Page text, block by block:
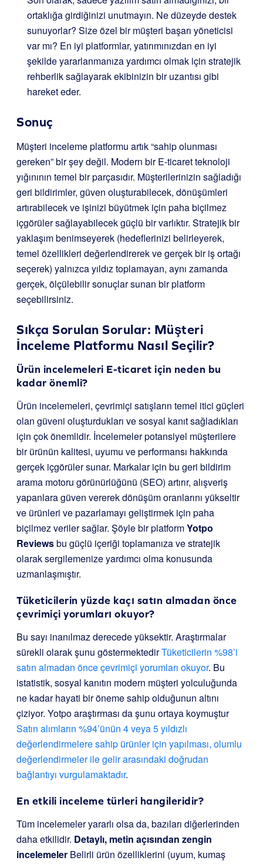
ortaklığa girdiğinizi unutmayın. Ne düzeyde destek
sunuyorlar? Size özel bir müşteri başarı yöneticisi
var mı? En iyi platformlar, yatırımınızdan en iyi
şekilde yararlanmanıza yardımcı olmak için stratejik
rehberlik sağlayarak ekibinizin bir uzantısı gibi
hareket eder.
Sonuç
Müşteri inceleme platformu artık “sahip olunması
gereken” bir şey değil. Modern bir E-ticaret teknoloji
yığınının temel bir parçasıdır. Müşterilerinizin sağladığı
geri bildirimler, güven oluşturabilecek, dönüşümleri
artırabilecek ve işinizi büyütmek için paha biçilmez
içgörüler sağlayabilecek güçlü bir varlıktır. Stratejik bir
yaklaşım benimseyerek (hedeflerinizi belirleyerek,
temel özellikleri değerlendirerek ve gerçek bir iş ortağı
seçerek) yalnızca yıldız toplamayan, aynı zamanda
gerçek, ölçülebilir sonuçlar sunan bir platform
seçebilirsiniz.
Sıkça Sorulan Sorular: Müşteri
İnceleme Platformu Nasıl Seçilir?
Ürün incelemeleri E-ticaret için neden bu
kadar önemli?
Ürün incelemeleri, çevrimiçi satışların temel itici güçleri
olan güveni oluşturdukları ve sosyal kanıt sağladıkları
için çok önemlidir. İncelemeler potansiyel müşterilere
bir ürünün kalitesi, uyumu ve performansı hakkında
gerçek içgörüler sunar. Markalar için bu geri bildirim
arama motoru görünürlüğünü (SEO) artırır, alışveriş
yapanlara güven vererek dönüşüm oranlarını yükseltir
ve ürünleri ve pazarlamayı geliştirmek için paha
biçilmez veriler sağlar. Şöyle bir platformYotpo
Reviewsbu güçlü içeriği toplamanıza ve stratejik
olarak sergilemenize yardımcı olma konusunda
uzmanlaşmıştır.
Tüketicilerin yüzde kaçı satın almadan önce
çevrimiçi yorumları okuyor?
Bu sayı inanılmaz derecede yüksektir. Araştırmalar
sürekli olarak şunu göstermektedirTüketicilerin %98’i
satın almadan önce çevrimiçi yorumları okuyor. Bu
istatistik, sosyal kanıtın modern müşteri yolculuğunda
ne kadar hayati bir öneme sahip olduğunun altını
çiziyor. Yotpo araştırması da şunu ortaya koymuştur
Satın alımların %94’ünün 4 veya 5 yıldızlı
değerlendirmelere sahip ürünler için yapılması, olumlu
değerlendirmeler ile gelir arasındaki doğrudan
bağlantıyı vurgulamaktadır.
En etkili inceleme türleri hangileridir?
Tüm incelemeler yararlı olsa da, bazıları diğerlerinden
daha etkilidir. Detaylı, metin açısından zengin
incelemeler Belirli ürün özelliklerini (uyum, kumaş